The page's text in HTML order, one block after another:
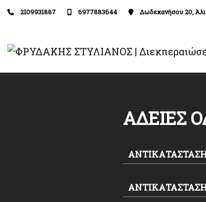
2109931887 6977883644 Δωδεκανήσου 20,
ΑΔΕΙΕΣ